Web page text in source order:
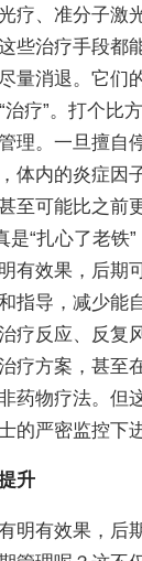
疗、准分子激
些治疗手段都
量消退。它们
治疗”。打个比
理。一旦擅自
体内的炎症因
至可能比之前
“扎心了老铁”
有效果，后期
指导，减少能
疗反应、反复
疗方案，甚至
药物疗法。但
的严密监控下
升
明有效果，后